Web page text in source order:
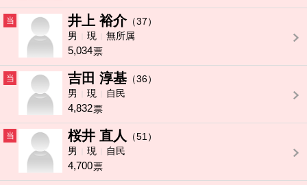
当 井上 裕介（37）
男
現 無所属
5,034票
当 吉田 淳基 （36）
男
現 自民
4,832票
当 桜井 直人
（51）
男
現 自民
4,700票